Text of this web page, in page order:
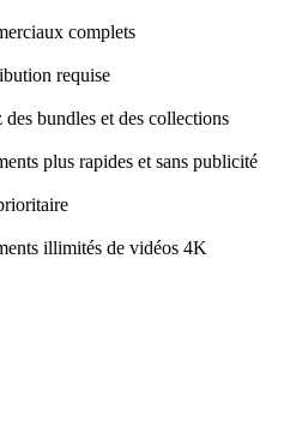
complets
requise
des bundles et des collections
plus rapides et sans publicité
illimités de vidéos 4K